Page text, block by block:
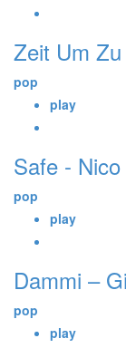
Zeit Um
pop
play
Safe -
pop
play
Dammi –
pop
play